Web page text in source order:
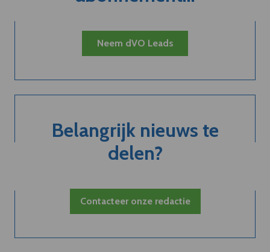
Neem dVO Leads
Belangrijk nieuws te
delen?
Contacteer onze redactie